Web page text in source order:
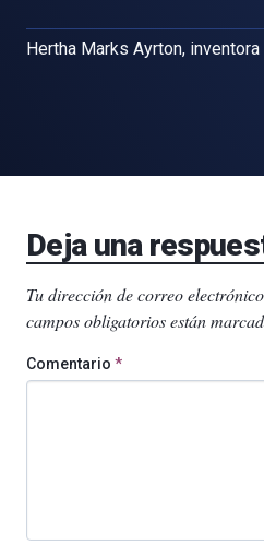
Hertha Marks Ayrton, inventora
Deja una
Tu dirección de correo
campos obligatorios están
Comentario *